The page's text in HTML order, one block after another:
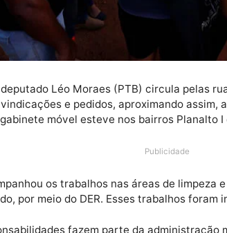
do deputado Léo Moraes (PTB) circula
gabinete móvel esteve nos bairros